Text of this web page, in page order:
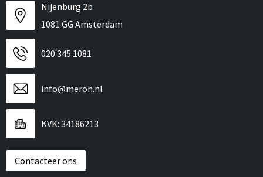
Nijenburg 2b
1081 GG Amsterdam
020 345 1081
info@meroh.nl
KVK: 34186213
Contacteer ons